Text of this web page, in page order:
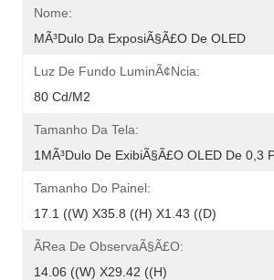
Nome:
MÃ³dulo Da ExposiÃ§Ã£o De OLED
Luz De Fundo LuminÃ¢ncia:
80 Cd/m2
Tamanho Da Tela:
1MÃ³dulo De ExibiÃ§Ã£o OLED De 0,3
Tamanho Do Painel:
17.1 ((W) X35.8 ((H) X1.43 ((D)
Ãrea De ObservaÃ§Ã£o:
14.06 ((W) X29.42 ((H)